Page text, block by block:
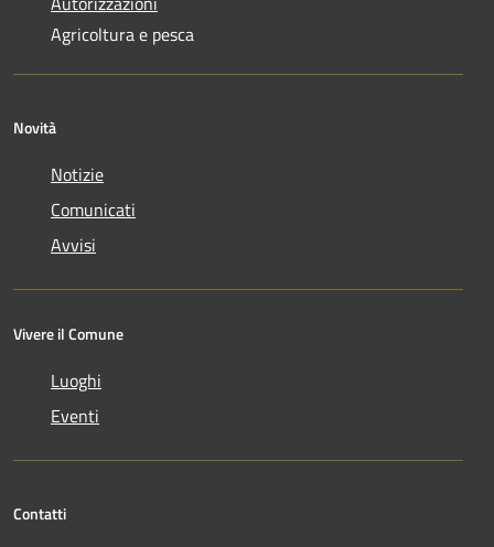
Agricoltura e pesca
Novità
Notizie
Comunicati
Avvisi
Vivere il Comune
Luoghi
Eventi
Contatti